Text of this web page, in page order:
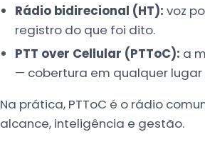
Rádio bidirecional (HT): voz
registro do que foi dito.
PTT over Cellular (PTToC): a
— cobertura em qualquer lugar
Na prática, PTToC é o rádio
alcance, inteligência e gestão.